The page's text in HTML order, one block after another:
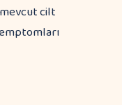
cilt